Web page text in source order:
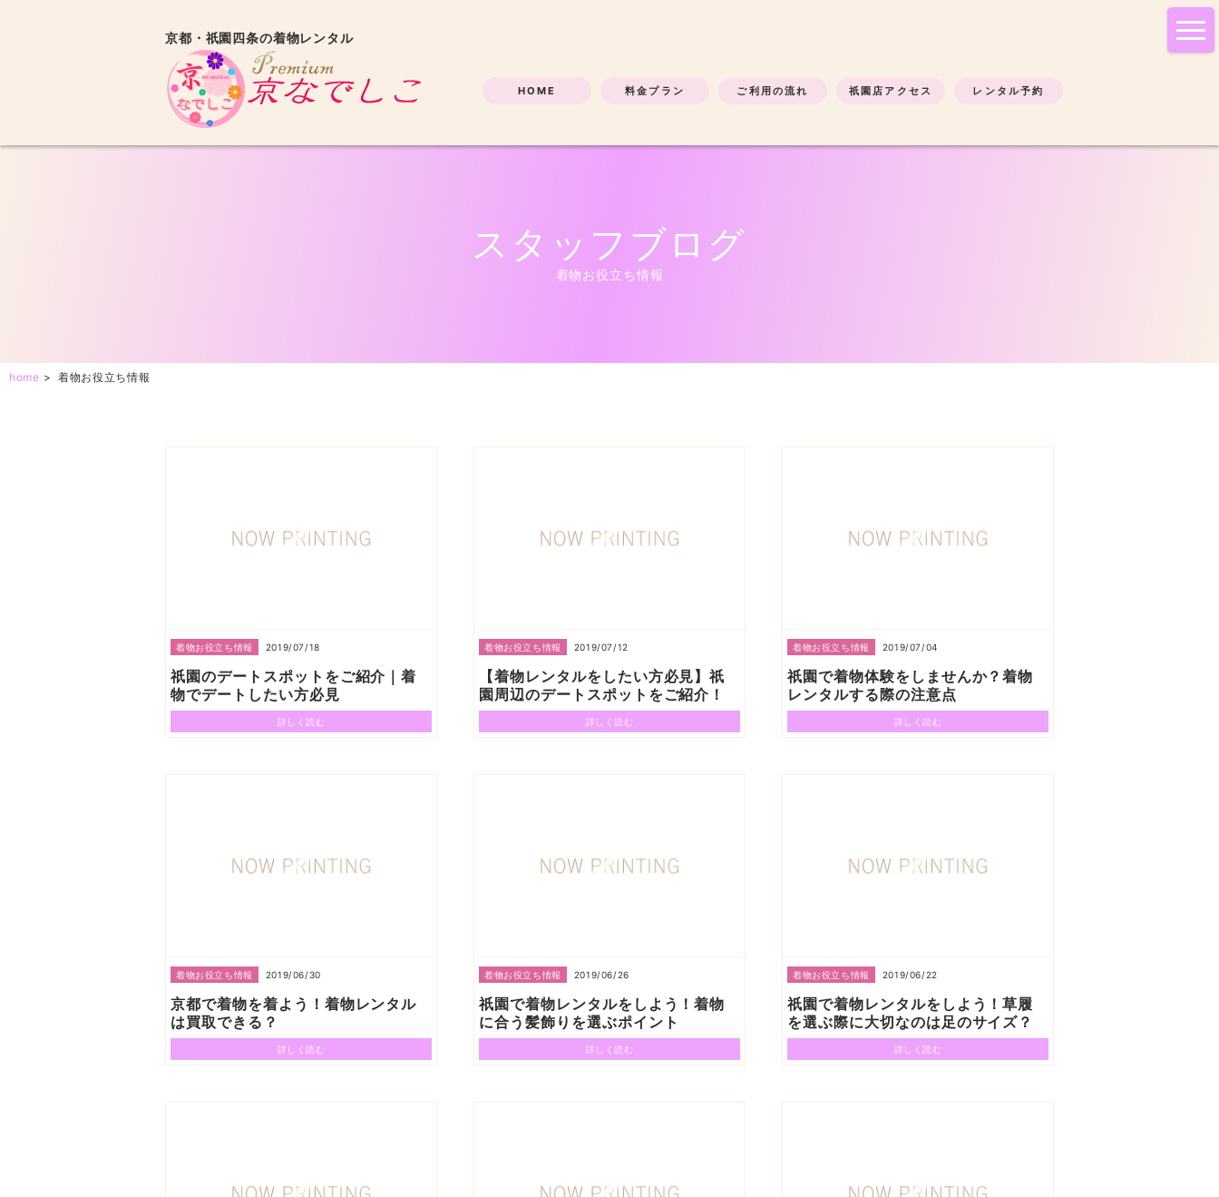
京都・祇園四条の着物レンタル
HOME 料金プラン ご利用の流れ 祇園店アクセス レンタル予約
スタッフブログ
着物お役立ち情報
home > 着物お役立ち情報
着物お役立ち情報 2019/07/18
祇園のデートスポットをご紹介｜着
物でデートしたい方必見
詳しく読む
着物お役立ち情報 2019/07/12
【着物レンタルをしたい方必見】祇
園周辺のデートスポットをご紹介！
詳しく読む
着物お役立ち情報 2019/07/04
祇園で着物体験をしませんか？着物
レンタルする際の注意点
詳しく読む
着物お役立ち情報 2019/06/30
京都で着物を着よう！着物レンタル
は買取できる？
詳しく読む
着物お役立ち情報 2019/06/26
祇園で着物レンタルをしよう！着物
に合う髪飾りを選ぶポイント
詳しく読む
着物お役立ち情報 2019/06/22
祇園で着物レンタルをしよう！草履
を選ぶ際に大切なのは足のサイズ？
詳しく読む